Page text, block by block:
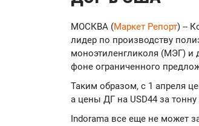
МОСКВА (Маркет Репорт) --
лидер по производству
моноэтиленгликоля (МЭГ) и
фоне ограниченного
Таким образом, с 1 апреля
а цены ДГ на USD44 за тонну
Indorama все еще не может